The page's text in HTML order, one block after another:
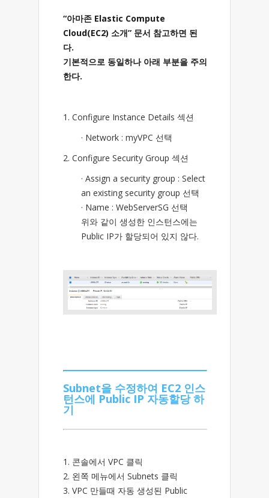
“아마존 Elastic Compute
Cloud(EC2) 소개” 문서 참고하면 된
다.
기본적으로 동일하나 아래 부분을 주의
한다.
1. Configure Instance Details 섹션
· Network : myVPC 선택
2. Configure Security Group 섹션
· Assign a security group : Select
an existing security group 선택
· Name : WebServerSG 선택
위와 같이 생성한 인스턴스에는
Public IP가 할당되어 있지 않다.
Subnet을 수정하여 EC2 인스
턴스에 Public IP 자동할당 하
기
1. 콘솔에서 VPC 클릭
2. 왼쪽 메뉴에서 Subnets 클릭
3. VPC 만들때 자동 생성된 Public